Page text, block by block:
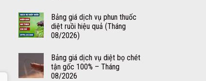
Bảng giá dịch vụ phun thuốc
diệt ruồi hiệu quả (Tháng
08/2026)
Bảng giá dịch vụ diệt bọ chét
tận gốc 100% – Tháng
08/2026